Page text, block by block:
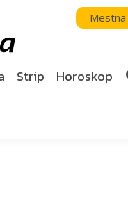
Strip Horoskop